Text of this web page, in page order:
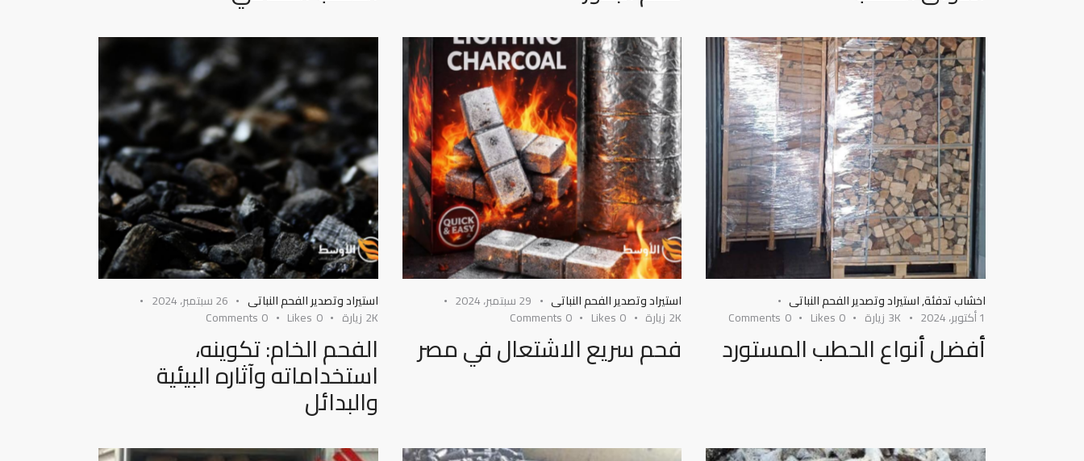
اخشاب تدفئة,استيراد وتصدير الفحم النباتى
1 أكتوبر، 2024
3K زيارة 0
Likes
0
Comments
أفضل أنواع الحطب المستورد
استيراد وتصدير الفحم النباتى
29 سبتمبر، 2024
2K زيارة 0
Likes
0
Comments
فحم سريع الاشتعال في مصر
استيراد وتصدير الفحم النباتى
26 سبتمبر، 2024
2K زيارة 0
Likes
0
Comments
الفحم الخام: تكوينه،
استخداماته وآثاره البيئية
والبدائل